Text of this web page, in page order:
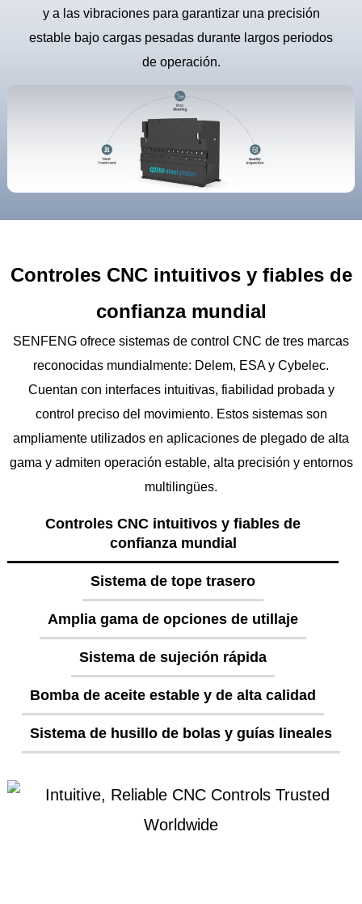
y a las vibraciones para garantizar una precisión
estable bajo cargas pesadas durante largos periodos
de operación.
Controles CNC intuitivos y fiables de
confianza mundial
SENFENG ofrece sistemas de control CNC de tres marcas
reconocidas mundialmente: Delem, ESA y Cybelec.
Cuentan con interfaces intuitivas, fiabilidad probada y
control preciso del movimiento. Estos sistemas son
ampliamente utilizados en aplicaciones de plegado de alta
gama y admiten operación estable, alta precisión y entornos
multilingües.
Controles CNC intuitivos y fiables de
confianza mundial
Sistema de tope trasero
Amplia gama de opciones de utillaje
Sistema de sujeción rápida
Bomba de aceite estable y de alta calidad
Sistema de husillo de bolas y guías lineales